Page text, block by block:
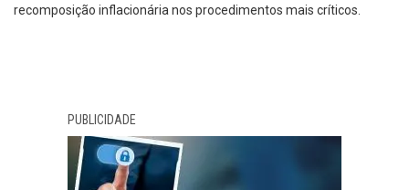
recomposição inflacionária nos procedimentos mais críticos.
PUBLICIDADE